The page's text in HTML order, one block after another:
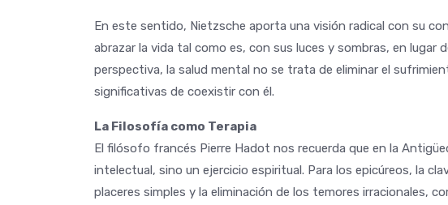
En este sentido, Nietzsche aporta una visión radical con su
abrazar la vida tal como es, con sus luces y sombras, en lugar
perspectiva, la salud mental no se trata de eliminar el
significativas de coexistir con él.
La Filosofía como Terapia
El filósofo francés Pierre Hadot nos recuerda que en la
intelectual, sino un ejercicio espiritual. Para los epicúreos, la
placeres simples y la eliminación de los temores irracionales,